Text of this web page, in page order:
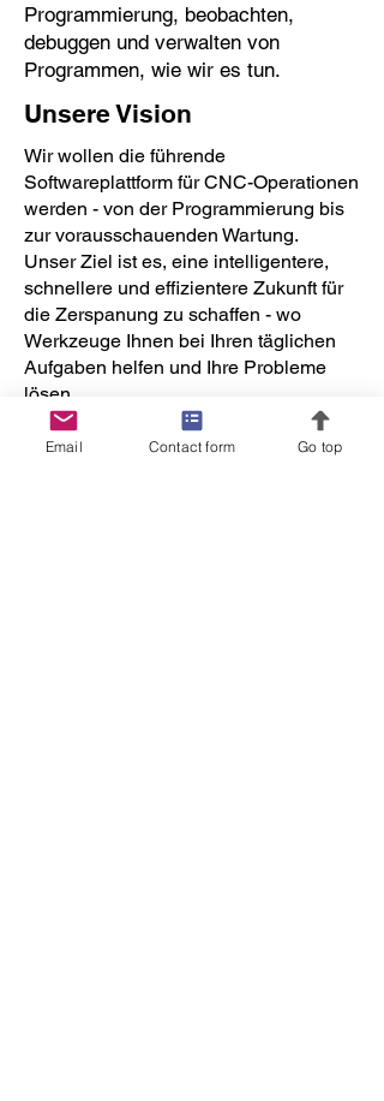
Programmierung, beobachten,
debuggen und verwalten von
Programmen, wie wir es tun.
Unsere Vision
Wir wollen die führende
Softwareplattform für CNC-Operationen
werden - von der Programmierung bis
zur vorausschauenden Wartung.
Unser Ziel ist es, eine intelligentere,
schnellere und effizientere Zukunft für
die Zerspanung zu schaffen - wo
Werkzeuge Ihnen bei Ihren täglichen
Aufgaben helfen und Ihre Probleme
lösen.
Möchten Sie sich uns
Email Contact form Go top